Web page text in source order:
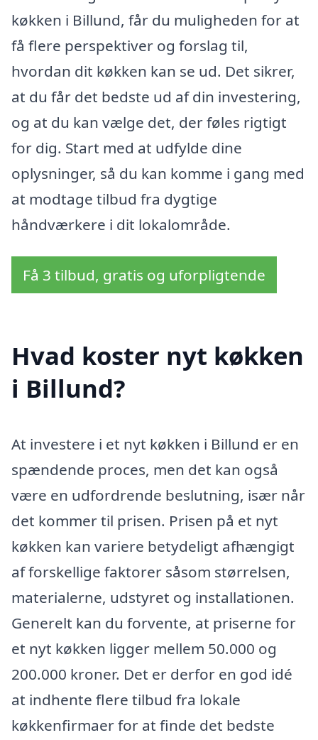
køkken i Billund, får du muligheden for at
få flere perspektiver og forslag til,
hvordan dit køkken kan se ud. Det sikrer,
at du får det bedste ud af din investering,
og at du kan vælge det, der føles rigtigt
for dig. Start med at udfylde dine
oplysninger, så du kan komme i gang med
at modtage tilbud fra dygtige
håndværkere i dit lokalområde.
Få 3 tilbud, gratis og uforpligtende
Hvad koster nyt køkken
i Billund?
At investere i et nyt køkken i Billund er en
spændende proces, men det kan også
være en udfordrende beslutning, især når
det kommer til prisen. Prisen på et nyt
køkken kan variere betydeligt afhængigt
af forskellige faktorer såsom størrelsen,
materialerne, udstyret og installationen.
Generelt kan du forvente, at priserne for
et nyt køkken ligger mellem 50.000 og
200.000 kroner. Det er derfor en god idé
at indhente flere tilbud fra lokale
køkkenfirmaer for at finde det bedste